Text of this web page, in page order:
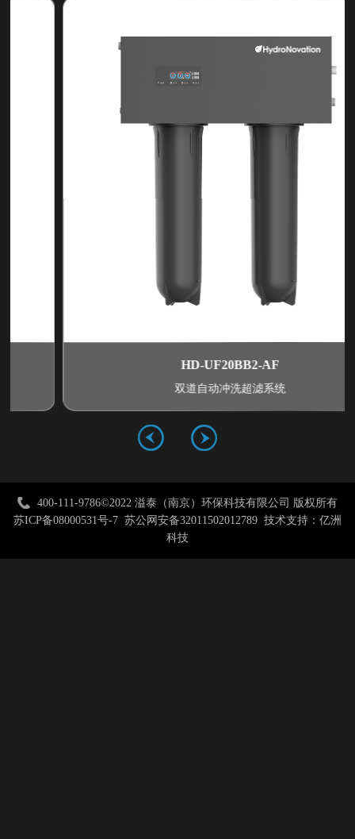
HD-UF20BB2-AF
双道自动冲洗超滤系统
400-111-9786©2022 溢泰（南京）环保科技有限公司 版权所有
苏ICP备08000531号-7 苏公网安备32011502012789 技术支持：亿洲
科技